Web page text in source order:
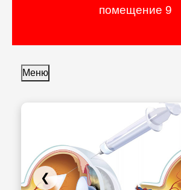
помещение 9
Меню
❮